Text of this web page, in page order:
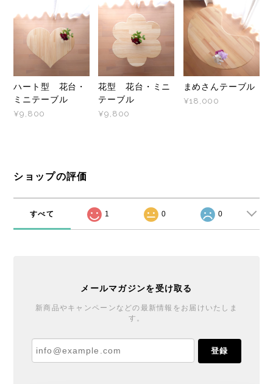
ハート型 花台・
ミニテーブル
¥9,800
花型 花台・ミニ
テーブル
¥9,800
まめさんテーブル
¥18,000
ショップの評価
すべて 1 0 0
メールマガジンを受け取る
新商品やキャンペーンなどの最新情報をお届けいたしま
す。
登録